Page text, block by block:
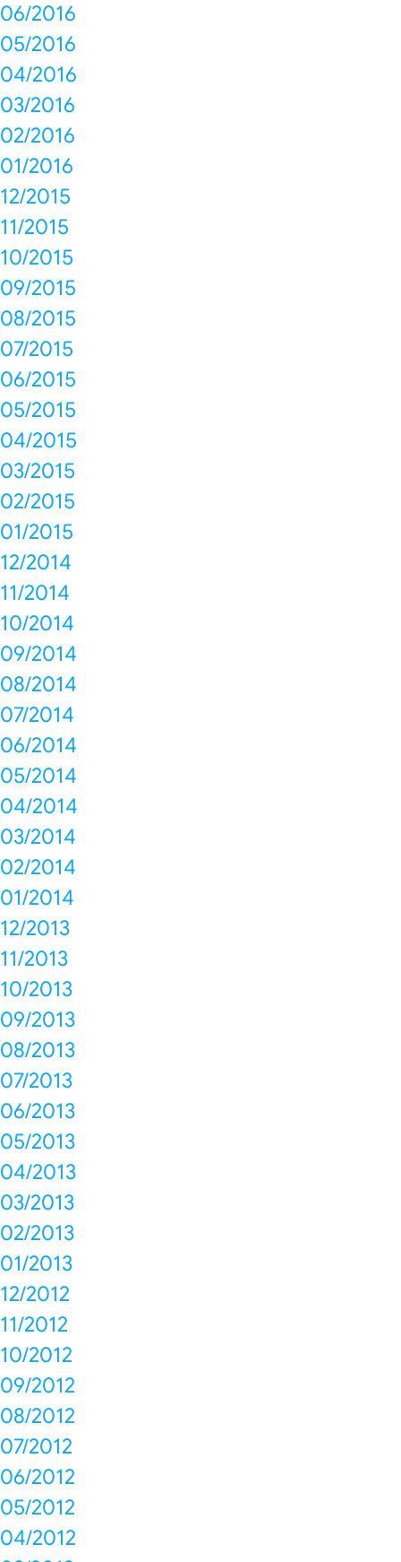
06/2016
05/2016
04/2016
03/2016
02/2016
01/2016
12/2015
11/2015
10/2015
09/2015
08/2015
07/2015
06/2015
05/2015
04/2015
03/2015
02/2015
01/2015
12/2014
11/2014
10/2014
09/2014
08/2014
07/2014
06/2014
05/2014
04/2014
03/2014
02/2014
01/2014
12/2013
11/2013
10/2013
09/2013
08/2013
07/2013
06/2013
05/2013
04/2013
03/2013
02/2013
01/2013
12/2012
11/2012
10/2012
09/2012
08/2012
07/2012
06/2012
05/2012
04/2012